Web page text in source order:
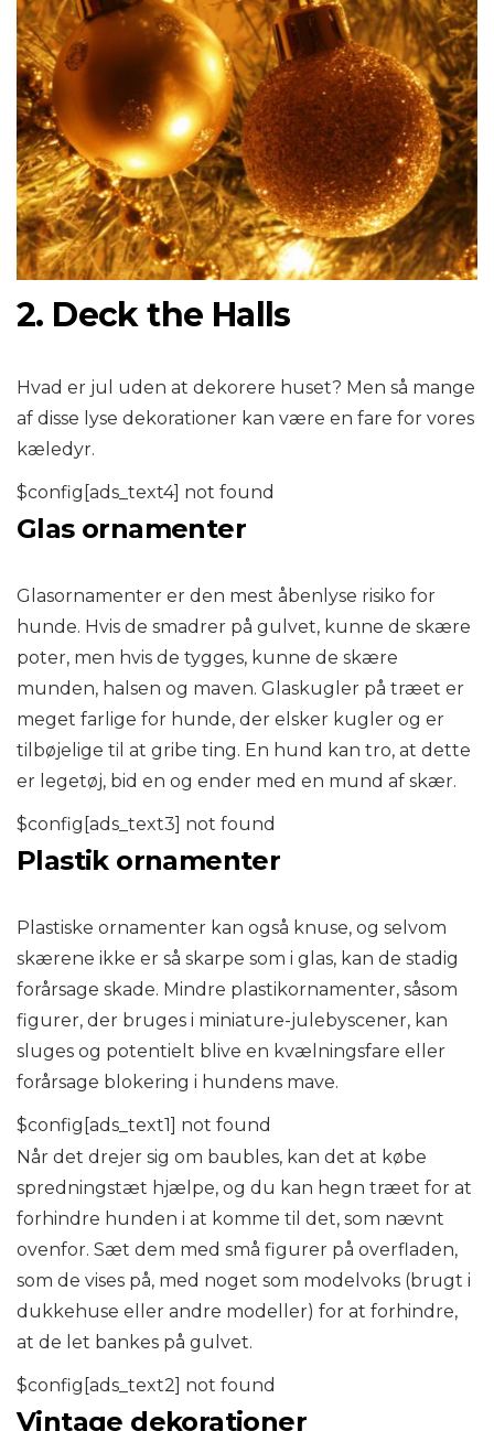
2. Deck the Halls
Hvad er jul uden at dekorere huset? Men så mange
af disse lyse dekorationer kan være en fare for vores
kæledyr.
$config[ads_text4] not found
Glas ornamenter
Glasornamenter er den mest åbenlyse risiko for
hunde. Hvis de smadrer på gulvet, kunne de skære
poter, men hvis de tygges, kunne de skære
munden, halsen og maven. Glaskugler på træet er
meget farlige for hunde, der elsker kugler og er
tilbøjelige til at gribe ting. En hund kan tro, at dette
er legetøj, bid en og ender med en mund af skær.
$config[ads_text3] not found
Plastik ornamenter
Plastiske ornamenter kan også knuse, og selvom
skærene ikke er så skarpe som i glas, kan de stadig
forårsage skade. Mindre plastikornamenter, såsom
figurer, der bruges i miniature-julebyscener, kan
sluges og potentielt blive en kvælningsfare eller
forårsage blokering i hundens mave.
$config[ads_text1] not found
Når det drejer sig om baubles, kan det at købe
spredningstæt hjælpe, og du kan hegn træet for at
forhindre hunden i at komme til det, som nævnt
ovenfor. Sæt dem med små figurer på overfladen,
som de vises på, med noget som modelvoks (brugt i
dukkehuse eller andre modeller) for at forhindre,
at de let bankes på gulvet.
$config[ads_text2] not found
Vintage dekorationer